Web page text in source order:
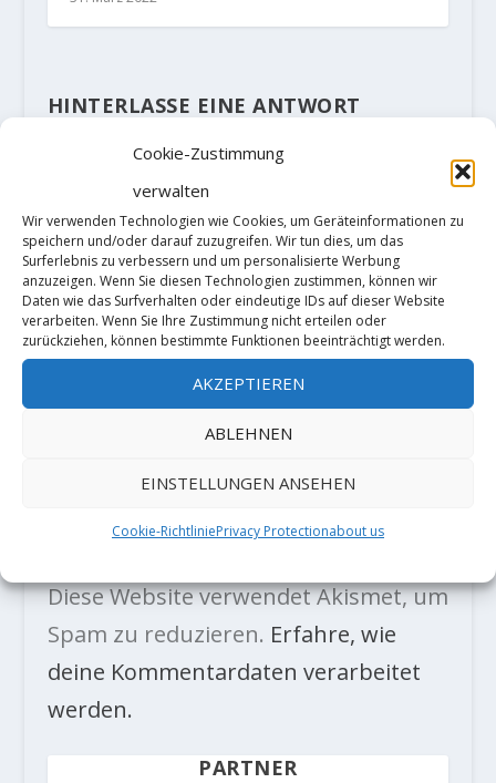
Cookie-Zustimmung
verwalten
Wir verwenden Technologien wie Cookies, um Geräteinformationen zu
speichern und/oder darauf zuzugreifen. Wir tun dies, um das
Surferlebnis zu verbessern und um personalisierte Werbung
anzuzeigen. Wenn Sie diesen Technologien zustimmen, können wir
Daten wie das Surfverhalten oder eindeutige IDs auf dieser Website
verarbeiten. Wenn Sie Ihre Zustimmung nicht erteilen oder
zurückziehen, können bestimmte Funktionen beeinträchtigt werden.
AKZEPTIEREN
ABLEHNEN
EINSTELLUNGEN ANSEHEN
Cookie-RichtliniePrivacy Protectionabout us
HINTERLASSE EINE ANTWORT
Deine E-Mail-Adresse wird nicht
veröffentlicht.Erforderliche Felder
sind mit*markiert
Diese Website verwendet Akismet, um
Spam zu reduzieren. Erfahre, wie
deine Kommentardaten verarbeitet
werden.
PARTNER